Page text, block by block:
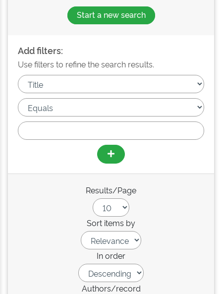
Start a new search
Add filters:
Use filters to refine the search results.
Results/Page
Sort items by
In order
Authors/record